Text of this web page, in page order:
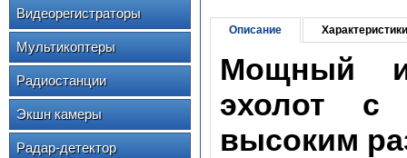
Видеорегистраторы
Мультикоптеры
Радиостанции
Экшн камеры
Радар-детектор
Описание Характеристики
Мощный и
эхолот
высоким